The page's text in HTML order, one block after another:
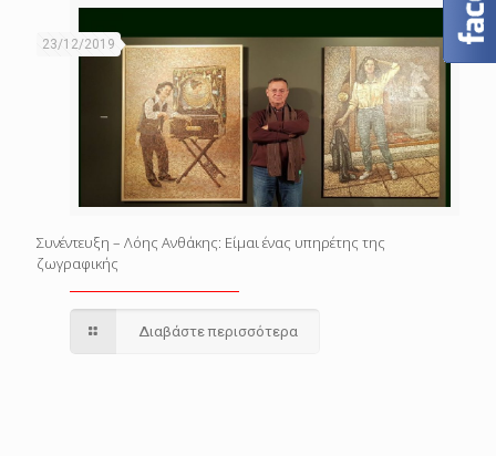
23/12/2019
Συνέντευξη – Λόης Ανθάκης: Είμαι ένας υπηρέτης της
ζωγραφικής
Διαβάστε περισσότερα